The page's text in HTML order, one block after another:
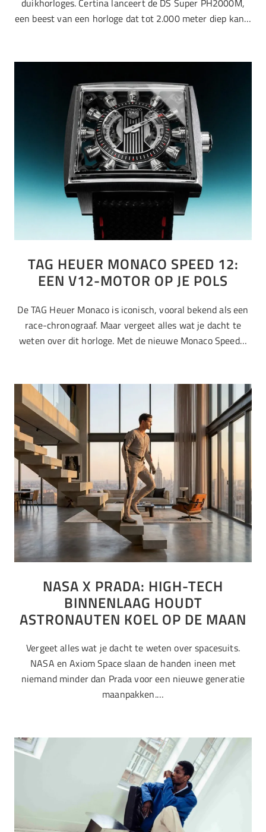
duikhorloges. Certina lanceert de DS Super PH2000M,
een beest van een horloge dat tot 2.000 meter diep kan…
TAG HEUER MONACO SPEED 12:
EEN V12-MOTOR OP JE POLS
De TAG Heuer Monaco is iconisch, vooral bekend als een
race-chronograaf. Maar vergeet alles wat je dacht te
weten over dit horloge. Met de nieuwe Monaco Speed…
NASA X PRADA: HIGH-TECH
BINNENLAAG HOUDT
ASTRONAUTEN KOEL OP DE MAAN
Vergeet alles wat je dacht te weten over spacesuits.
NASA en Axiom Space slaan de handen ineen met
niemand minder dan Prada voor een nieuwe generatie
maanpakken.…